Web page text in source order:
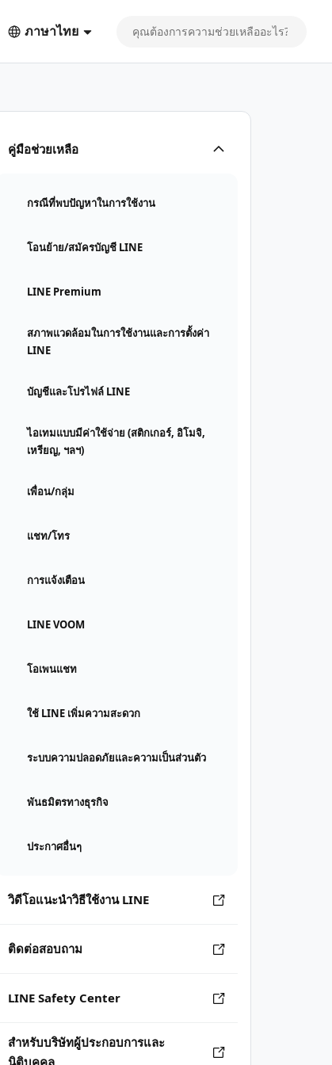
ภาษาไทย
คู่มือช่วยเหลือ
กรณีที่พบปัญหาในการใช้งาน
โอนย้าย/สมัครบัญชี LINE
LINE Premium
สภาพแวดล้อมในการใช้งานและการตั้งค่า
LINE
บัญชีและโปรไฟล์ LINE
ไอเทมแบบมีค่าใช้จ่าย (สติกเกอร์, อิโมจิ,
เหรียญ, ฯลฯ)
เพื่อน/กลุ่ม
แชท/โทร
การแจ้งเตือน
LINE VOOM
โอเพนแชท
ใช้ LINE เพิ่มความสะดวก
ระบบความปลอดภัยและความเป็นส่วนตัว
พันธมิตรทางธุรกิจ
ประกาศอื่นๆ
วิดีโอแนะนำวิธีใช้งาน LINE
ติดต่อสอบถาม
LINE Safety Center
สำหรับบริษัทผู้ประกอบการและ
นิติบุคคล